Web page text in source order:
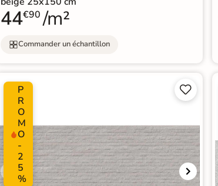
44€90 /m²
Commander un échantillon
P
R
O
M
O
-
2
5
%

